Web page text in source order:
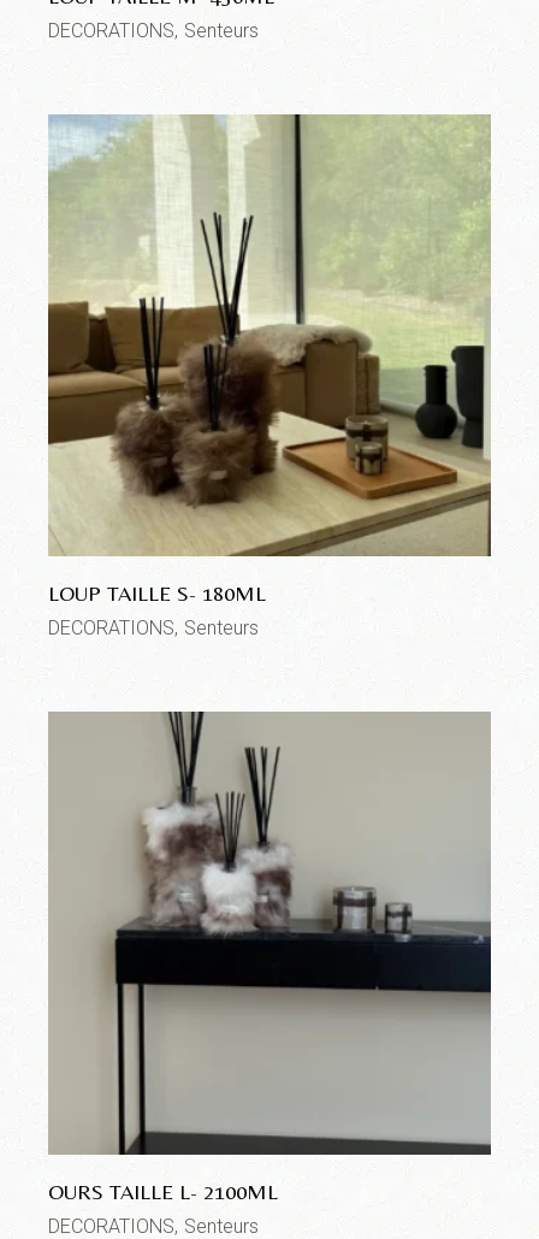
DECORATIONS Senteurs
LOUP TAILLE S- 180ML
DECORATIONS Senteurs
OURS TAILLE L- 2100ML
DECORATIONS Senteurs